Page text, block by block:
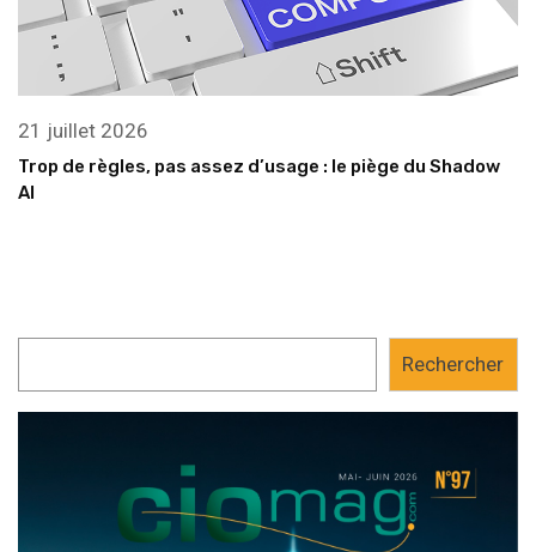
21 juillet 2026
Trop de règles, pas assez d’usage : le piège du Shadow
AI
Rechercher